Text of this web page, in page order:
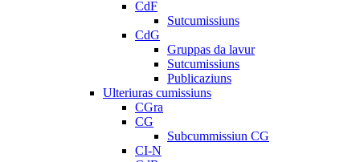
CdF
Sutcumissiuns
CdG
Gruppas da lavur
Sutcumissiuns
Publicaziuns
Ulteriuras cumissiuns
CGra
CG
Subcummissiun CG
CI-N